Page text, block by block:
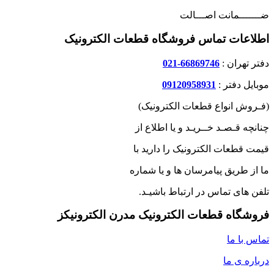
ضـــــــمانت اصـــالت
اطلاعات تماس فروشگاه قطعات الکترونیک
دفتر تهران : 66869746-021
موبایل دفتر : 09120958931
(فـروش انواع قطعات الکترونیک)
چنانچه قـصـد خــریـد و یا اطلاع از
قیمت قطعات الکترونیک را دارید با
ما از طریق پیامرسان ها و یا شماره
تلفن های تماس در ارتباط باشیـد.
فروشگاه قطعات الکترونیک مدرن الکترونیکز
تماس با ما
درباره ی ما